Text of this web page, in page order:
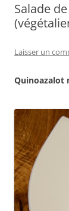
Salade
Laisser un
Quinoazalot